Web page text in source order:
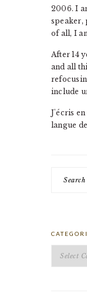
2006. I
speaker,
of all, I
After 14
and all
include
J'écris
langue
this